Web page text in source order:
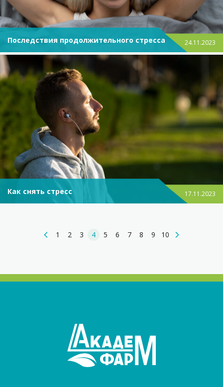
Последствия продолжительного стресса 24.11.2023
Как снять стресс 17.11.2023
1 2 3 4 5 6 7 8 9 10